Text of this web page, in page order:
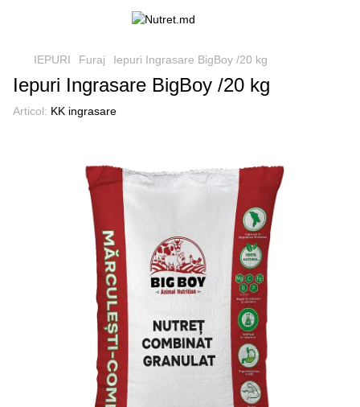
IEPURI Furaj Iepuri Ingrasare BigBoy /20 kg
Iepuri Ingrasare BigBoy /20 kg
Articol: KK ingrasare